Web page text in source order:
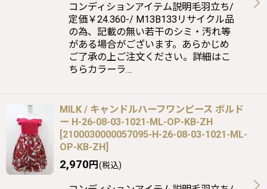
コンディションアイテム説明毛羽立ち/
定価￥24.360-/ M13B133リサイクル品
の為、記載の無い若干のシミ・汚れ等
がある場合がございます。あらかじめ
ご了承の上ご注文ください。詳細はこ
ちらカラーラ…
MILK / キャンドルハーフワンピース ボルド
ー H-26-08-03-1021-ML-OP-KB-ZH
[2100030000057095-H-26-08-03-1021-ML-
OP-KB-ZH]
2,970円(税込)